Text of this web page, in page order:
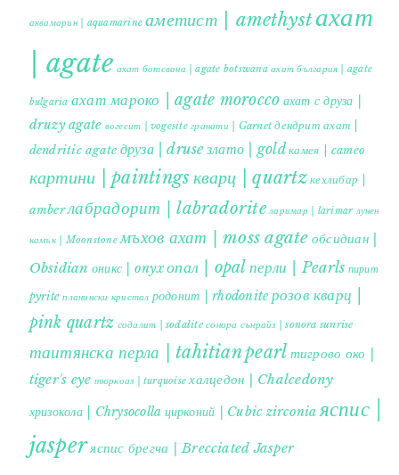
аквамарин | aquamarine аметист | amethystахат
| agate ахат ботсвана | agate botswana ахат българия | agate
bulgaria ахат мароко | agate morocco ахат с друза |
druzy agate вогесит | vogesite гранати | Garnet дендрит ахат |
dendritic agate друза | druse злато | gold камея | cameo
картини | paintings кварц | quartzкехлибар |
amberлабрадорит | labradorite ларимар | larimar лунен
камък | Moonstone мъхов ахат | moss agate обсидиан |
Obsidian оникс | onyxопал | opal перли | Pearls пирит |
pyrite планински кристал родонит | rhodonite розов кварц |
pink quartz содалит | sodalite сонора сънрайз | sonora sunrise
таитянска перла | tahitian pearl тигрово око |
tiger's eye тюркоаз | turquoise халцедон | Chalcedony
хризокола | Chrysocolla цирконий | Cubic zirconia яспис |
jasperяспис брегча | Brecciated Jasper